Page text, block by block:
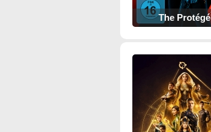
The Protégé